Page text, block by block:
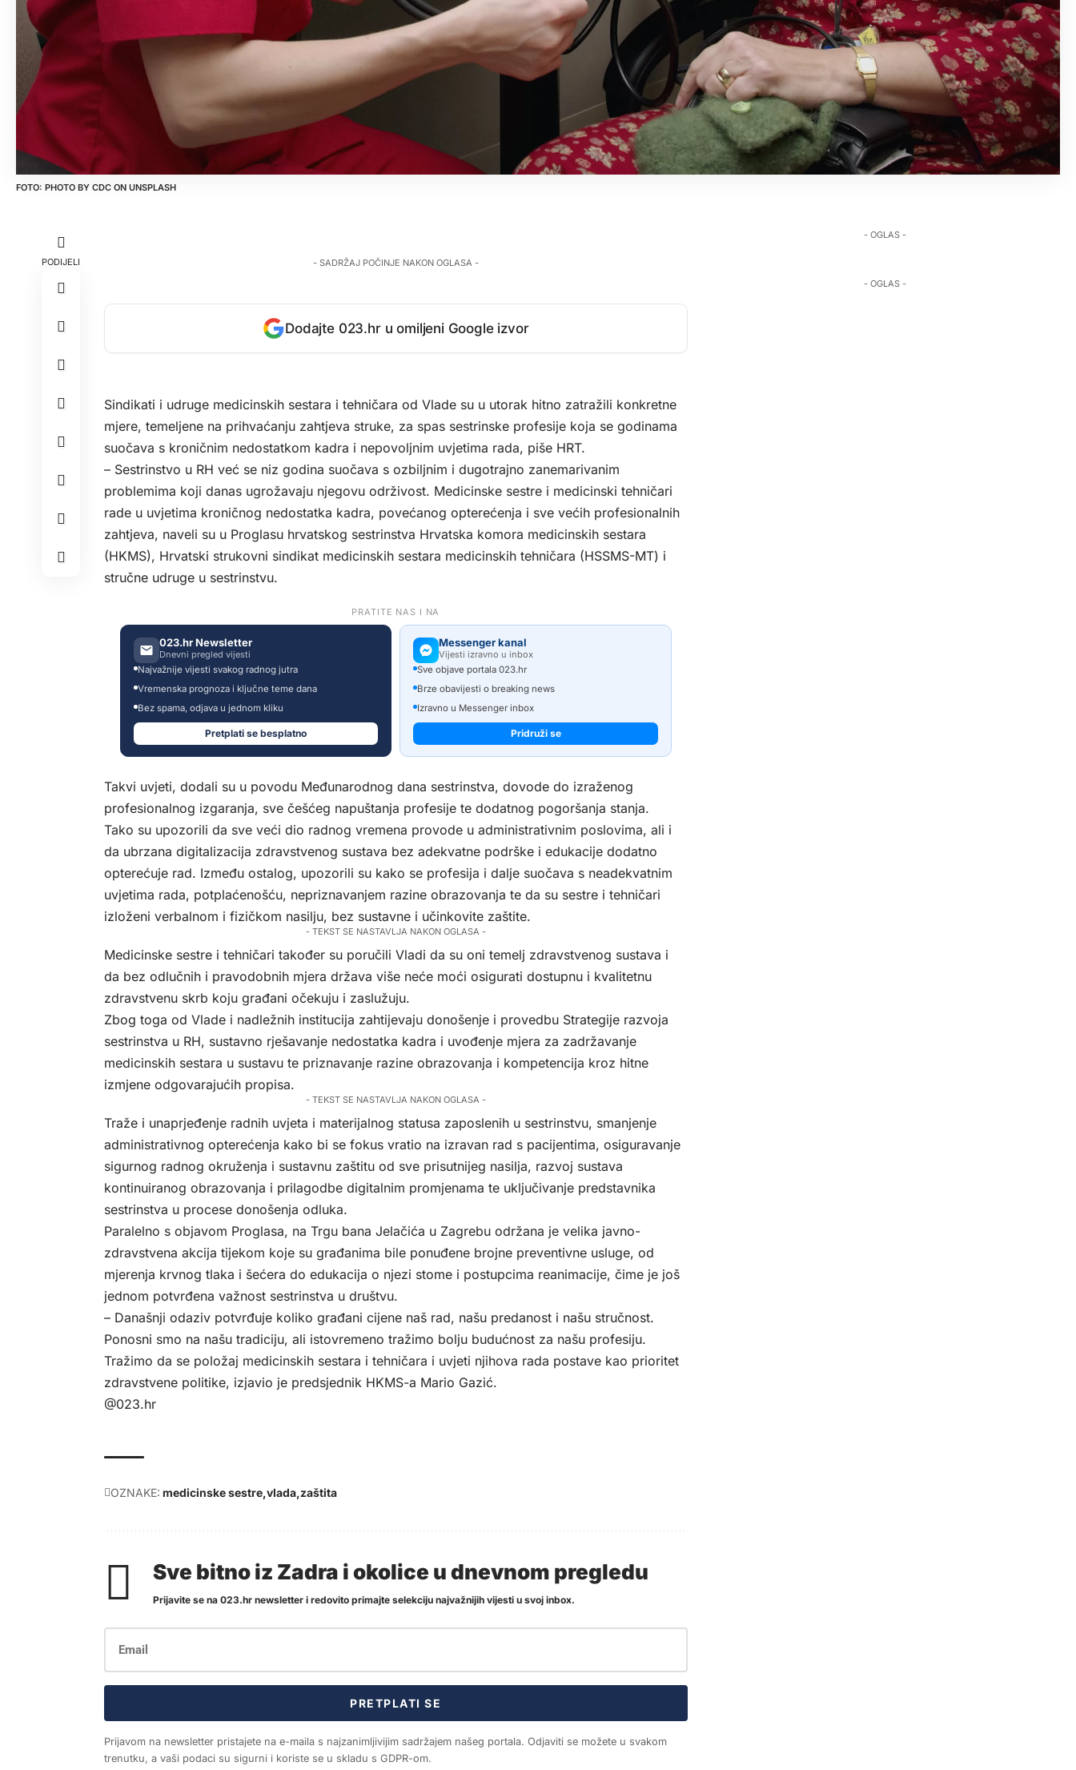
PHOTO BY CDC ON UNSPLASH
PODIJELI - SADRŽAJ POČINJE NAKON OGLASA -
Dodajte 023.hr u omiljeni Google izvor
Sindikati i udruge medicinskih sestara i tehničara od Vlade su u utorak hitno zatražili konkretne
mjere, temeljene na prihvaćanju zahtjeva struke, za spas sestrinske profesije koja se godinama
suočava s kroničnim nedostatkom kadra i nepovoljnim uvjetima rada, piše HRT.
– Sestrinstvo u RH već se niz godina suočava s ozbiljnim i dugotrajno zanemarivanim
problemima koji danas ugrožavaju njegovu održivost. Medicinske sestre i medicinski tehničari
rade u uvjetima kroničnog nedostatka kadra, povećanog opterećenja i sve većih profesionalnih
zahtjeva, naveli su u Proglasu hrvatskog sestrinstva Hrvatska komora medicinskih sestara
(HKMS), Hrvatski strukovni sindikat medicinskih sestara medicinskih tehničara (HSSMS-MT) i
stručne udruge u sestrinstvu.
PRATITE NAS I NA
023.hr Newsletter
Dnevni pregled vijesti
Najvažnije vijesti svakog radnog jutra
Vremenska prognoza i ključne teme dana
Bez spama, odjava u jednom kliku
Pretplati se besplatno
Messenger kanal
Vijesti izravno u inbox
Sve objave portala 023.hr
Brze obavijesti o breaking news
Izravno u Messenger inbox
Pridruži se
Takvi uvjeti, dodali su u povodu Međunarodnog dana sestrinstva, dovode do izraženog
profesionalnog izgaranja, sve češćeg napuštanja profesije te dodatnog pogoršanja stanja.
Tako su upozorili da sve veći dio radnog vremena provode u administrativnim poslovima, ali i
da ubrzana digitalizacija zdravstvenog sustava bez adekvatne podrške i edukacije dodatno
opterećuje rad. Između ostalog, upozorili su kako se profesija i dalje suočava s neadekvatnim
uvjetima rada, potplaćenošću, nepriznavanjem razine obrazovanja te da su sestre i tehničari
izloženi verbalnom i fizičkom nasilju, bez sustavne i učinkovite zaštite.
- TEKST SE NASTAVLJA NAKON OGLASA -
Medicinske sestre i tehničari također su poručili Vladi da su oni temelj zdravstvenog sustava i
da bez odlučnih i pravodobnih mjera država više neće moći osigurati dostupnu i kvalitetnu
zdravstvenu skrb koju građani očekuju i zaslužuju.
Zbog toga od Vlade i nadležnih institucija zahtijevaju donošenje i provedbu Strategije razvoja
sestrinstva u RH, sustavno rješavanje nedostatka kadra i uvođenje mjera za zadržavanje
medicinskih sestara u sustavu te priznavanje razine obrazovanja i kompetencija kroz hitne
izmjene odgovarajućih propisa.
- TEKST SE NASTAVLJA NAKON OGLASA -
Traže i unaprjeđenje radnih uvjeta i materijalnog statusa zaposlenih u sestrinstvu, smanjenje
administrativnog opterećenja kako bi se fokus vratio na izravan rad s pacijentima, osiguravanje
sigurnog radnog okruženja i sustavnu zaštitu od sve prisutnijeg nasilja, razvoj sustava
kontinuiranog obrazovanja i prilagodbe digitalnim promjenama te uključivanje predstavnika
sestrinstva u procese donošenja odluka.
Paralelno s objavom Proglasa, na Trgu bana Jelačića u Zagrebu održana je velika javno-
zdravstvena akcija tijekom koje su građanima bile ponuđene brojne preventivne usluge, od
mjerenja krvnog tlaka i šećera do edukacija o njezi stome i postupcima reanimacije, čime je još
jednom potvrđena važnost sestrinstva u društvu.
– Današnji odaziv potvrđuje koliko građani cijene naš rad, našu predanost i našu stručnost.
Ponosni smo na našu tradiciju, ali istovremeno tražimo bolju budućnost za našu profesiju.
Tražimo da se položaj medicinskih sestara i tehničara i uvjeti njihova rada postave kao prioritet
zdravstvene politike, izjavio je predsjednik HKMS-a Mario Gazić.
@023.hr
OZNAKE: medicinske sestre vlada zaštita
Sve bitno iz Zadra i okolice u dnevnom pregledu
Prijavite se na 023.hr newsletter i redovito primajte selekciju najvažnijih vijesti u svoj inbox.
PRETPLATI SE
Prijavom na newsletter pristajete na e-maila s najzanimljivijim sadržajem našeg portala. Odjaviti se možete u svakom
trenutku, a vaši podaci su sigurni i koriste se u skladu s GDPR-om.
- OGLAS -
- OGLAS -